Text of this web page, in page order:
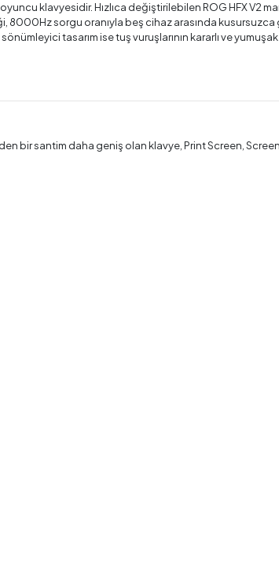
klavyesidir. Hızlıca değiştirilebilen ROG HFX V2
8000Hz sorgu oranıyla beş cihaz arasında kusursuzca
tasarım ise tuş vuruşlarının kararlı ve
bir santim daha geniş olan klavye, Print Screen,